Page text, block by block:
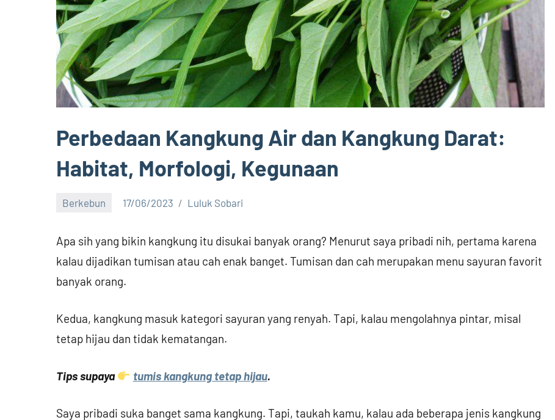
Perbedaan Kangkung Air dan Kangkung Darat:
Habitat, Morfologi, Kegunaan
Berkebun 17/06/2023 Luluk Sobari
Apa sih yang bikin kangkung itu disukai banyak orang? Menurut saya pribadi nih, pertama karena
kalau dijadikan tumisan atau cah enak banget. Tumisan dan cah merupakan menu sayuran favorit
banyak orang.
Kedua, kangkung masuk kategori sayuran yang renyah. Tapi, kalau mengolahnya pintar, misal
tetap hijau dan tidak kematangan.
Tips supaya tumis kangkung tetap hijau.
Saya pribadi suka banget sama kangkung. Tapi, taukah kamu, kalau ada beberapa jenis kangkung